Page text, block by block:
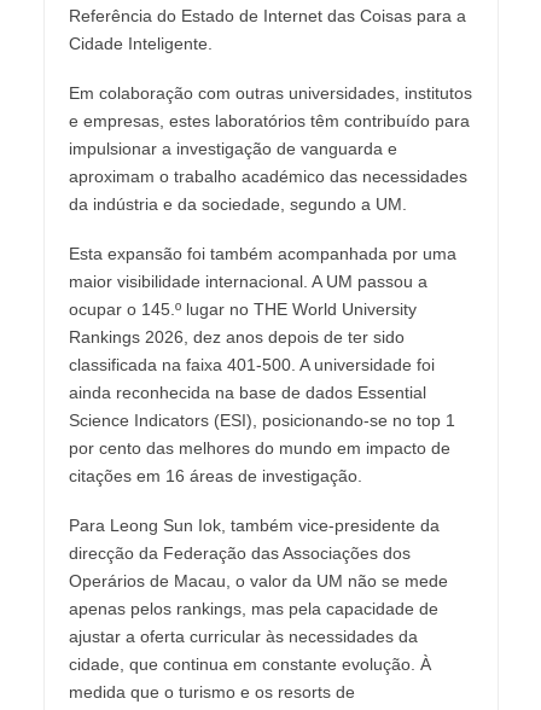
Referência do Estado de Internet das Coisas para a
Cidade Inteligente.
Em colaboração com outras universidades, institutos
e empresas, estes laboratórios têm contribuído para
impulsionar a investigação de vanguarda e
aproximam o trabalho académico das necessidades
da indústria e da sociedade, segundo a UM.
Esta expansão foi também acompanhada por uma
maior visibilidade internacional. A UM passou a
ocupar o 145.º lugar no THE World University
Rankings 2026, dez anos depois de ter sido
classificada na faixa 401-500. A universidade foi
ainda reconhecida na base de dados Essential
Science Indicators (ESI), posicionando-se no top 1
por cento das melhores do mundo em impacto de
citações em 16 áreas de investigação.
Para Leong Sun Iok, também vice-presidente da
direcção da Federação das Associações dos
Operários de Macau, o valor da UM não se mede
apenas pelos rankings, mas pela capacidade de
ajustar a oferta curricular às necessidades da
cidade, que continua em constante evolução. À
medida que o turismo e os resorts de